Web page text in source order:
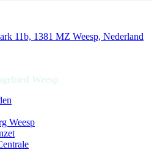
11b, 1381 MZ Weesp, Nederland
Weesp